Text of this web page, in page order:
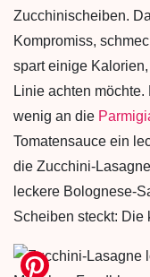
Zucchinischeiben.
Kompromiss,
spart einige
Linie achten
wenig an die
Tomatensauce ein
die Zucchini-
leckere Bolognese-
Scheiben steckt: Die